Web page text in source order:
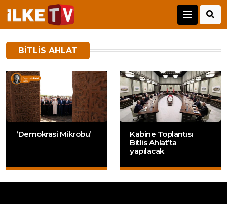
BITLIS AHLAT
‘Demokrasi Mikrobu’
Kabine Toplantısı
Bitlis Ahlat’ta
yapılacak